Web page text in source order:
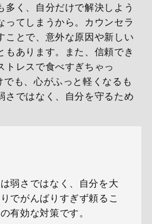
多く、自分だけで解決しよう
ってしまうから。カウンセラ
ことで、意外な原因や新しい
もあります。また、信頼でき
トレスで食べすぎちゃっ
も、心がふっと軽くなるも
さではなく、自分を守るため
弱さではなく、自分を大
でがんばりすぎず頼るこ
有効な対策です。